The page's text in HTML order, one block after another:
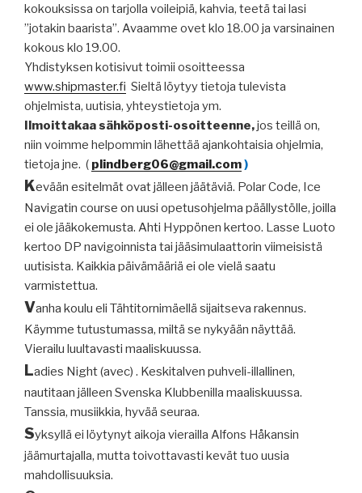
kokouksissa on tarjolla voileipiä, kahvia, teetä tai lasi
”jotakin baarista”. Avaamme ovet klo 18.00 ja varsinainen
kokous klo 19.00.
Yhdistyksen kotisivut toimii osoitteessa
www.shipmaster.fi Sieltä löytyy tietoja tulevista
ohjelmista, uutisia, yhteystietoja ym.
Ilmoittakaa sähköposti-osoitteenne,jos teillä on,
niin voimme helpommin lähettää ajankohtaisia ohjelmia,
tietoja jne. ( plindberg06@gmail.com)
Kevään esitelmät ovat jälleen jäätäviä. Polar Code, Ice
Navigatin course on uusi opetusohjelma päällystölle, joilla
ei ole jääkokemusta. Ahti Hyppönen kertoo. Lasse Luoto
kertoo DP navigoinnista tai jääsimulaattorin viimeisistä
uutisista. Kaikkia päivämääriä ei ole vielä saatu
varmistettua.
Vanha koulu eli Tähtitornimäellä sijaitseva rakennus.
Käymme tutustumassa, miltä se nykyään näyttää.
Vierailu luultavasti maaliskuussa.
Ladies Night (avec) . Keskitalven puhveli-illallinen,
nautitaan jälleen Svenska Klubbenilla maaliskuussa.
Tanssia, musiikkia, hyvää seuraa.
Syksyllä ei löytynyt aikoja vierailla Alfons Håkansin
jäämurtajalla, mutta toivottavasti kevät tuo uusia
mahdollisuuksia.